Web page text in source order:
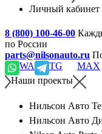
Личный кабинет
8 (800) 100-46-00
по России
parts@nilsonauto.ru
WA
TG
MAX
Наши проекты
Нильсон Авто
Нильсон Авто